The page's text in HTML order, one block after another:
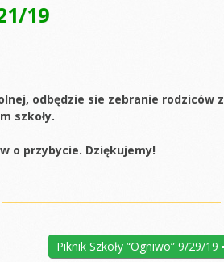
19
odbędzie sie zebranie rodziców z
szkoły.
o przybycie. Dziękujemy!
Piknik Szkoły “Ogniwo” 9/29/19